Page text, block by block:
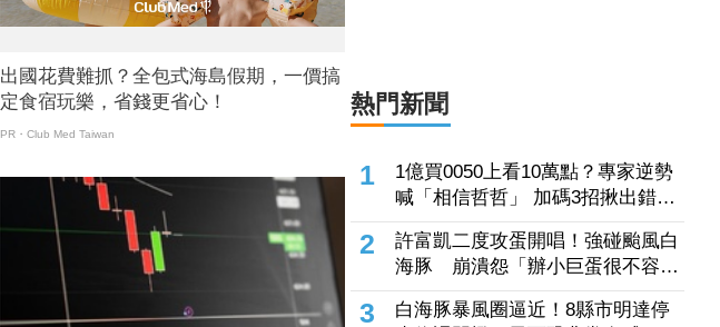
出國花費難抓？全包式海島假期，一價搞
定食宿玩樂，省錢更省心！
PR・Club Med Taiwan